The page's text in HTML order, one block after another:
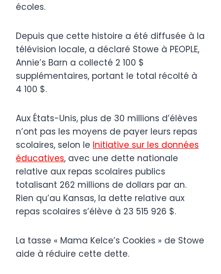
écoles.
Depuis que cette histoire a été diffusée à la
télévision locale, a déclaré Stowe à PEOPLE,
Annie’s Barn a collecté 2 100 $
supplémentaires, portant le total récolté à
4 100 $.
Aux États-Unis, plus de 30 millions d’élèves
n’ont pas les moyens de payer leurs repas
scolaires, selon le Initiative sur les données
éducatives, avec une dette nationale
relative aux repas scolaires publics
totalisant 262 millions de dollars par an.
Rien qu’au Kansas, la dette relative aux
repas scolaires s’élève à 23 515 926 $.
La tasse « Mama Kelce’s Cookies » de Stowe
aide à réduire cette dette.